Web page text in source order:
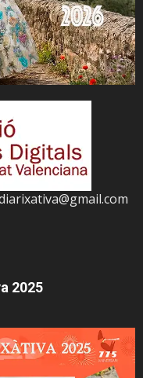
2025